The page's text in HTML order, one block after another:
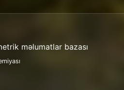
məlumatlar bazası